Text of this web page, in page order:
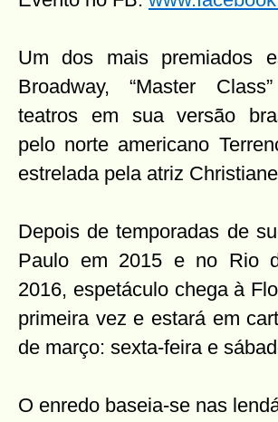
Um dos mais premiados
Broadway, “Master
teatros em sua versão
pelo norte americano
estrelada pela atriz
Depois de temporadas de
Paulo em 2015 e no Rio
2016, espetáculo chega à
primeira vez e estará em
de março: sexta-feira e
O enredo baseia-se nas